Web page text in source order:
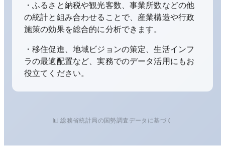
・ふるさと納税や観光客数、事業所数などの他
の統計と組み合わせることで、産業構造や行政
施策の効果を総合的に分析できます。
・移住促進、地域ビジョンの策定、生活インフ
ラの最適配置など、実務でのデータ活用にもお
役立てください。
📊 総務省統計局の国勢調査データに基づく